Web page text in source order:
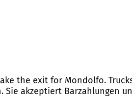
the exit for Mondolfo.
Sie akzeptiert Barzahlungen